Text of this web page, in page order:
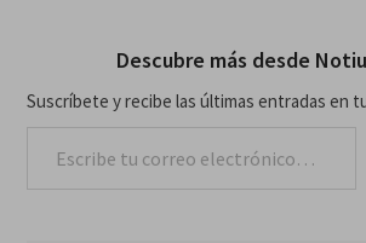
Descubre más desde
Suscríbete y recibe las últimas entradas en